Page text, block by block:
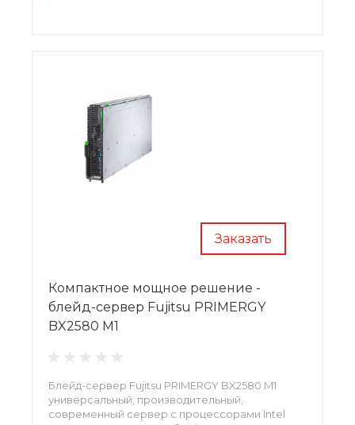
Заказать
Компактное мощное решение -
блейд-сервер Fujitsu PRIMERGY
BX2580 M1
Блейд-сервер Fujitsu PRIMERGY BX2580 M1
универсальный, производительный,
современный сервер с процессорами Intel